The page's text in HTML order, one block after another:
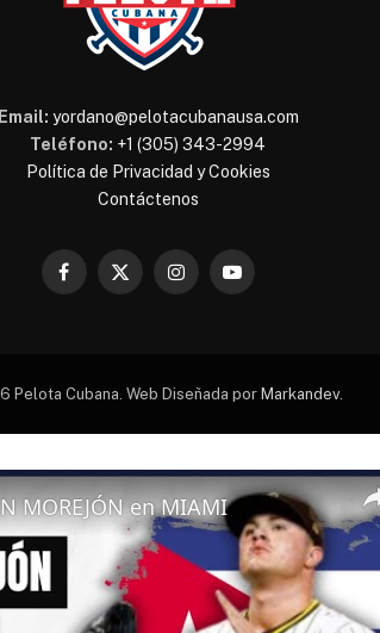
Email: yordano@pelotacubanausa.com
Teléfono: +1 (305) 343-2994
Política de Privacidad y Cookies
Contáctenos
Facebook
X
InstagramYouTube
Pelota Cubana. Web Diseñada por Markandev.
MOREJÓN en MIAMI